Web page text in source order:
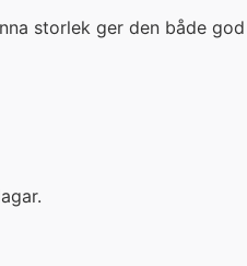
storlek ger den både